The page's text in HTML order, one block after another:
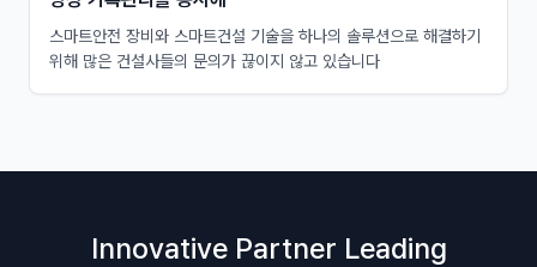
스마트안전 장비와 스마트건설 기술을 하나의 솔루션으로 해결하기
위해 많은 건설사들의 문의가 끊이지 않고 있습니다
Innovative Partner Leading